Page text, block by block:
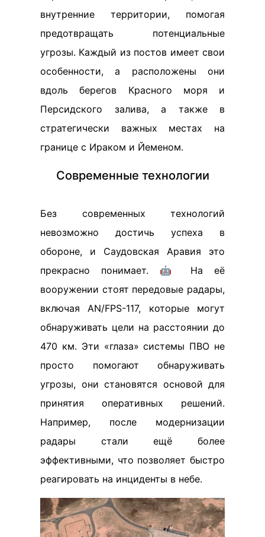
внутренние территории, помогая
предотвращать потенциальные
угрозы. Каждый из постов имеет свои
особенности, а расположены они
вдоль берегов Красного моря и
Персидского залива, а также в
стратегически важных местах на
границе с Ираком и Йеменом.
Современные технологии
Без современных технологий
невозможно достичь успеха в
обороне, и Саудовская Аравия это
прекрасно понимает. 🤖 На её
вооружении стоят передовые радары,
включая AN/FPS-117, которые могут
обнаруживать цели на расстоянии до
470 км. Эти «глаза» системы ПВО не
просто помогают обнаруживать
угрозы, они становятся основой для
принятия оперативных решений.
Например, после модернизации
радары стали ещё более
эффективными, что позволяет быстро
реагировать на инциденты в небе.